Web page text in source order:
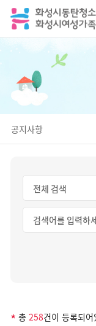
공지사항
* 총 258건이 등록되